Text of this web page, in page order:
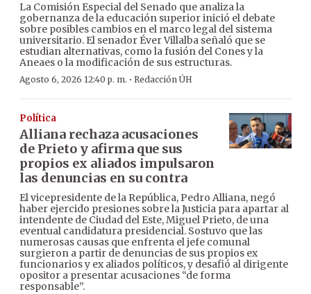
La Comisión Especial del Senado que analiza la
gobernanza de la educación superior inició el debate
sobre posibles cambios en el marco legal del sistema
universitario. El senador Éver Villalba señaló que se
estudian alternativas, como la fusión del Cones y la
Aneaes o la modificación de sus estructuras.
Agosto 6, 2026 12:40 p. m. · Redacción ÚH
Política
Alliana rechaza acusaciones
de Prieto y afirma que sus
propios ex aliados impulsaron
las denuncias en su contra
El vicepresidente de la República, Pedro Alliana, negó
haber ejercido presiones sobre la Justicia para apartar al
intendente de Ciudad del Este, Miguel Prieto, de una
eventual candidatura presidencial. Sostuvo que las
numerosas causas que enfrenta el jefe comunal
surgieron a partir de denuncias de sus propios ex
funcionarios y ex aliados políticos, y desafió al dirigente
opositor a presentar acusaciones “de forma
responsable”.